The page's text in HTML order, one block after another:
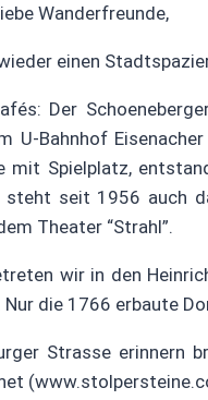
Wanderfreunde,
einen
Der
U-Bahnhof
mit Spielplatz,
steht seit 1956 auch
Theater “Strahl”.
wir in den
die 1766 erbaute
Strasse erinnern